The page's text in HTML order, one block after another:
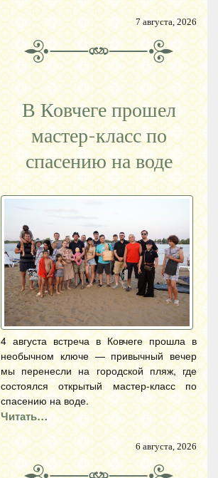
7 августа, 2026
В Ковчеге прошел
мастер-класс по
спасению на воде
4 августа встреча в Ковчеге прошла в
необычном ключе — привычный вечер
мы перенесли на городской пляж, где
состоялся открытый мастер-класс по
спасению на воде.
Читать…
6 августа, 2026